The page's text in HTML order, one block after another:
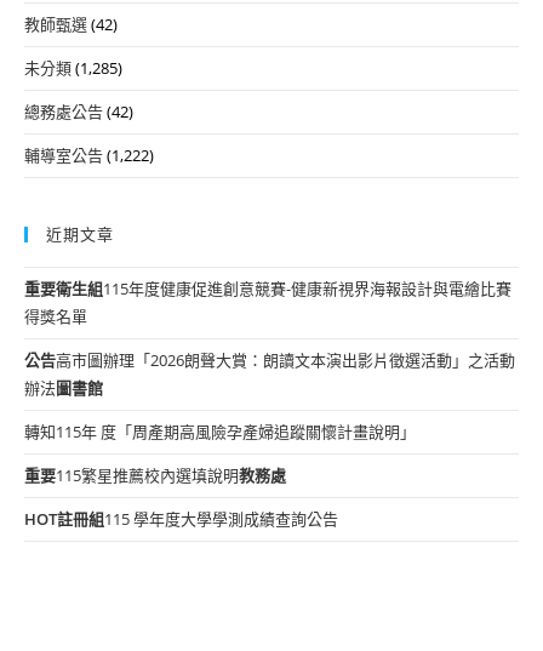
教師甄選(42)
未分類(1,285)
總務處公告(42)
輔導室公告(1,222)
近期文章
重要衛生組115年度健康促進創意競賽-健康新視界海報設計與電繪比賽
得獎名單
公告高市圖辦理「2026朗聲大賞：朗讀文本演出影片徵選活動」之活動
辦法圖書館
轉知115年 度「周產期高風險孕產婦追蹤關懷計畫說明」
重要115繁星推薦校內選填說明教務處
HOT註冊組115 學年度大學學測成績查詢公告